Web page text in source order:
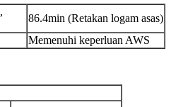
86.4min (Retakan logam asas)
Memenuhi keperluan AWS